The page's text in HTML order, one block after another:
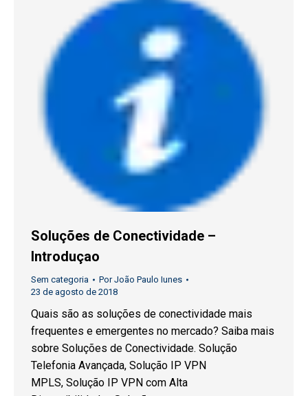
Soluções de Conectividade –
Introduçao
Sem categoria PorJoão Paulo Iunes
23 de agosto de 2018
Quais são as soluções de conectividade mais
frequentes e emergentes no mercado? Saiba mais
sobre Soluções de Conectividade. Solução
Telefonia Avançada, Solução IP VPN
MPLS, Solução IP VPN com Alta